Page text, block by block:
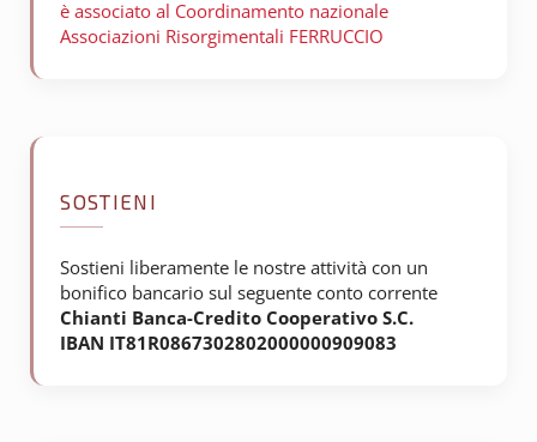
è associato al Coordinamento nazionale
Associazioni Risorgimentali FERRUCCIO
SOSTIENI
Sostieni liberamente le nostre attività con un
bonifico bancario sul seguente conto corrente
Chianti Banca-Credito Cooperativo S.C.
IBAN IT81R0867302802000000909083